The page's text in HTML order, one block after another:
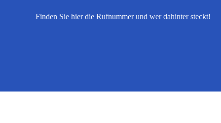
Finden Sie hier die Rufnummer und wer dahinter steckt!